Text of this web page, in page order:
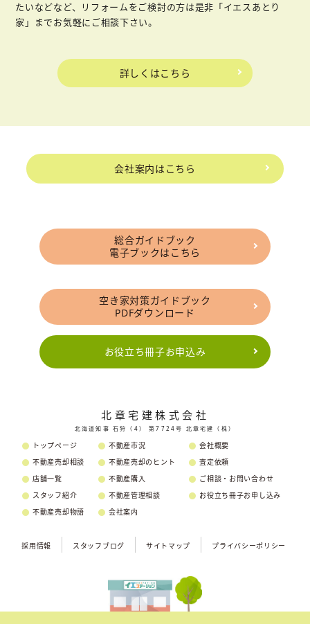
たいなどなど、リフォームをご検討の方は是非「イエスあとり
家」までお気軽にご相談下さい。
詳しくはこちら
会社案内はこちら
総合ガイドブック
電子ブックはこちら
空き家対策ガイドブック
PDFダウンロード
お役立ち冊子お申込み
北章宅建株式会社
北海道知事 石狩（4） 第7724号 北章宅建（株）
トップページ
不動産売却相談
店舗一覧
スタッフ紹介
不動産売却物語
不動産市況
不動産売却のヒント
不動産購入
不動産管理相談
会社案内
会社概要
査定依頼
ご相談・お問い合わせ
お役立ち冊子お申し込み
採用情報 スタッフブログ サイトマップ プライバシーポリシー